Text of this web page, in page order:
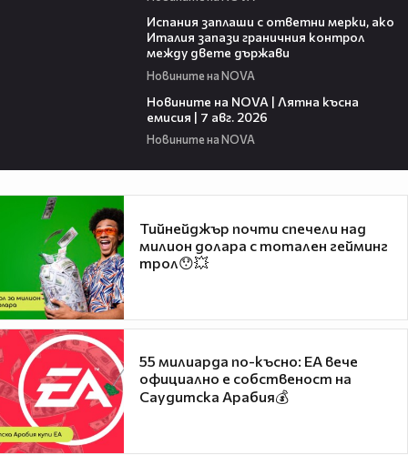
Испания заплаши с ответни мерки, ако
Италия запази граничния контрол
между двете държави
Новините на NOVA
Новините на NOVA | Лятна късна
емисия | 7 авг. 2026
Новините на NOVA
Тийнейджър почти спечели над
милион долара с тотален гейминг
трол😯💥
55 милиарда по-късно: EA вече
официално е собственост на
Саудитска Арабия💰